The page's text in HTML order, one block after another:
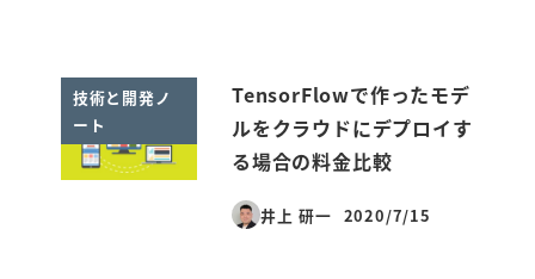
技術と開発ノ
ート
TensorFlowで作ったモデ
ルをクラウドにデプロイす
る場合の料金比較
井上 研一
投稿日
2020/7/15